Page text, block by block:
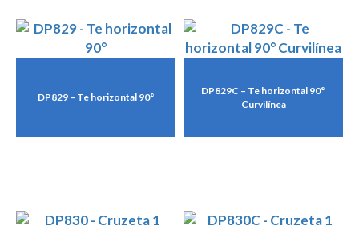
DP829 – Te horizontal 90°
DP829C – Te horizontal 90°
Curvilínea